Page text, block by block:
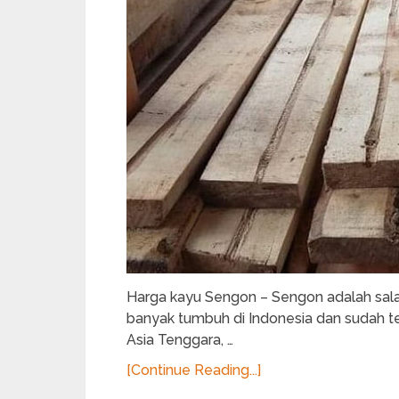
Harga kayu Sengon – Sengon adalah
banyak tumbuh di Indonesia dan sudah
Asia Tenggara, …
[Continue Reading...]